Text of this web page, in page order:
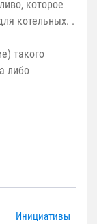
которое
котельных. .
такого
либо
Инициативы